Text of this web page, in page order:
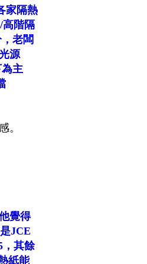
家隔熱
高階隔
老闆
源
主
。
覺得
JCE
，其餘
紙能